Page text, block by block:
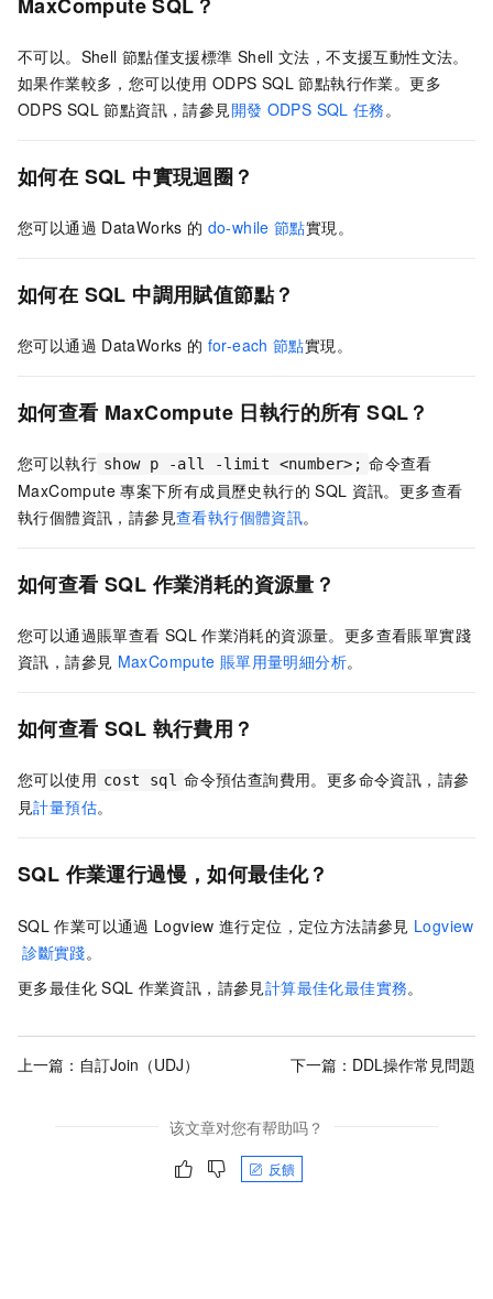
不可以。Shell 節點僅支援標準 Shell 文法，不支援互動性文法。
如果作業較多，您可以使用 ODPS SQL 節點執行作業。更多
ODPS SQL 節點資訊，請參見開發 ODPS SQL 任務 。
如何在 SQL 中實現迴圈？
您可以通過 DataWorks 的 do-while 節點實現。
如何在 SQL 中調用賦值節點？
您可以通過 DataWorks 的 for-each 節點實現。
如何查看 MaxCompute 日執行的所有 SQL？
您可以執行 show p -all -limit <number>; 命令查看
MaxCompute 專案下所有成員歷史執行的 SQL 資訊。更多查看
執行個體資訊，請參見查看執行個體資訊。
如何查看 SQL 作業消耗的資源量？
您可以通過賬單查看 SQL 作業消耗的資源量。更多查看賬單實踐
資訊，請參見 MaxCompute 賬單用量明細分析。
如何查看 SQL 執行費用？
您可以使用 cost sql 命令預估查詢費用。更多命令資訊，請參
見計量預估。
SQL 作業運行過慢，如何最佳化？
SQL 作業可以通過 Logview 進行定位，定位方法請參見 Logview
診斷實踐。
更多最佳化 SQL 作業資訊，請參見計算最佳化最佳實務。
上一篇： 自訂Join（UDJ） 下一篇： DDL操作常見問題
该文章对您有帮助吗？
反饋